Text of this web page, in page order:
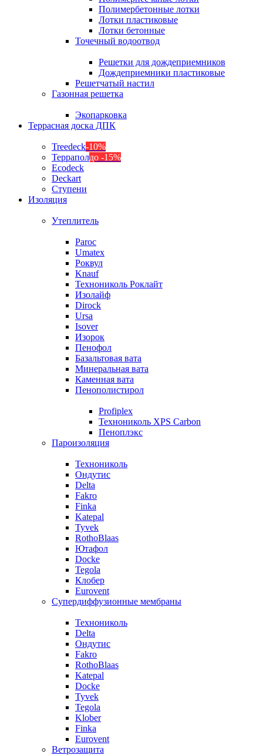
Полимербетонные лотки
Лотки пластиковые
Лотки бетонные
Точечный водоотвод
Решетки для дождеприемников
Дождеприемники пластиковые
Решетчатый настил
Газонная решетка
Экопарковка
Террасная доска ДПК
Treedeck-10%
Терраполдо -15%
Ecodeck
Deckart
Ступени
Изоляция
Утеплитель
Paroc
Umatex
Роквул
Knauf
Технониколь Роклайт
Изолайф
Dirock
Ursa
Isover
Изорок
Пенофол
Базальтовая вата
Минеральная вата
Каменная вата
Пенополистирол
Profiplex
Технониколь XPS Carbon
Пеноплэкс
Пароизоляция
Технониколь
Ондутис
Delta
Fakro
Finka
Katepal
Tyvek
RothoBlaas
Ютафол
Docke
Tegola
Клобер
Eurovent
Супердиффузионные мембраны
Технониколь
Delta
Ондутис
Fakro
RothoBlaas
Katepal
Docke
Tyvek
Tegola
Klober
Finka
Eurovent
Ветрозащита